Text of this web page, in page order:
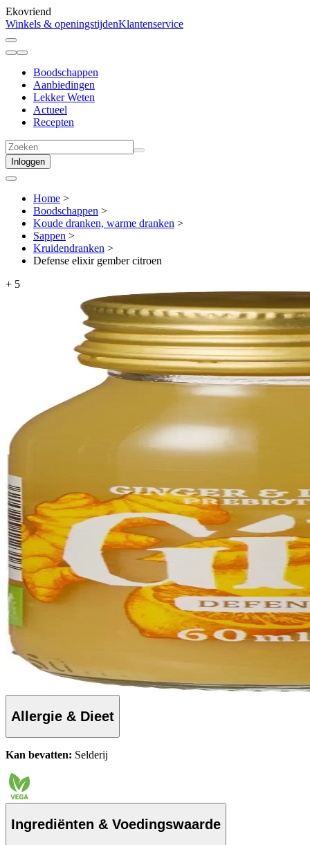
Ekovriend
Winkels & openingstijdenKlantenservice
Boodschappen
Aanbiedingen
Lekker Weten
Actueel
Recepten
Inloggen
Home >
Boodschappen >
Koude dranken, warme dranken >
Sappen >
Kruidendranken >
Defense elixir gember citroen
+ 5
Allergie & Dieet
Kan bevatten: Selderij
Ingrediënten & Voedingswaarde